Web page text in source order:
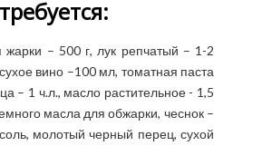
– 500 г, лук репчатый – 1-2
вино –100 мл, томатная паста
– 1 ч.л., масло растительное - 1,5
масла для обжарки, чеснок –
молотый черный перец, сухой